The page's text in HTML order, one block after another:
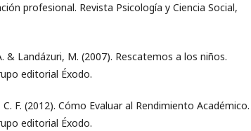
profesional. Revista Psicología y Ciencia Social,
& Landázuri, M. (2007). Rescatemos a los niños.
editorial Éxodo.
C. F. (2012). Cómo Evaluar al Rendimiento Académico.
editorial Éxodo.